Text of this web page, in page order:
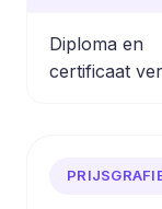
Diploma en
certificaat